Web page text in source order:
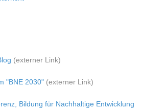
(externer Link)
"BNE 2030" (externer Link)
Bildung für Nachhaltige Entwicklung